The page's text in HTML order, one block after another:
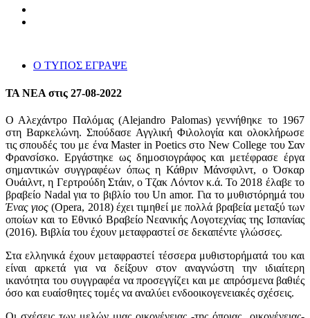
Ο ΤΥΠΟΣ ΕΓΡΑΨΕ
ΤΑ ΝΕΑ στις 27-08-2022
Ο Αλεχάντρο Παλόμας (Alejandro Palomas) γεννήθηκε το 1967
στη Βαρκελώνη. Σπούδασε Αγγλική Φιλολογία και ολοκλήρωσε
τις σπουδές του με ένα Master in Poetics στο New College του Σαν
Φρανσίσκο. Εργάστηκε ως δημοσιογράφος και μετέφρασε έργα
σημαντικών συγγραφέων όπως η Κάθριν Μάνσφιλντ, ο Όσκαρ
Ουάιλντ, η Γερτρούδη Στάιν, ο Τζακ Λόντον κ.ά. Το 2018 έλαβε το
βραβείο Nadal για το βιβλίο του Un amor. Για το μυθιστόρημά του
Ένας γιος (Opera, 2018) έχει τιμηθεί με πολλά βραβεία μεταξύ των
οποίων και το Εθνικό Βραβείο Νεανικής Λογοτεχνίας της Ισπανίας
(2016). Βιβλία του έχουν μεταφραστεί σε δεκαπέντε γλώσσες.
Στα ελληνικά έχουν μεταφραστεί τέσσερα μυθιστορήματά του και
είναι αρκετά για να δείξουν στον αναγνώστη την ιδιαίτερη
ικανότητα του συγγραφέα να προσεγγίζει και με απρόσμενα βαθιές
όσο και ευαίσθητες τομές να αναλύει ενδοοικογενειακές σχέσεις.